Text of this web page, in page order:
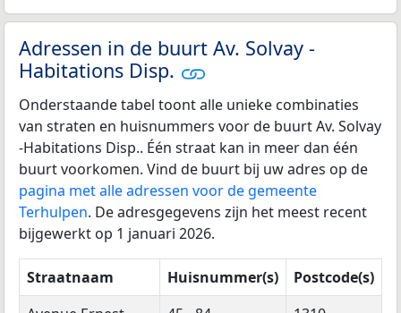
Adressen in de buurt Av. Solvay -
Habitations Disp.
Onderstaande tabel toont alle unieke combinaties
van straten en huisnummers voor de buurt Av. Solvay
-Habitations Disp.. Één straat kan in meer dan één
buurt voorkomen. Vind de buurt bij uw adres op de
pagina met alle adressen voor de gemeente
Terhulpen. De adresgegevens zijn het meest recent
bijgewerkt op 1 januari 2026.
Straatnaam Huisnummer(s)
Postcode(s)